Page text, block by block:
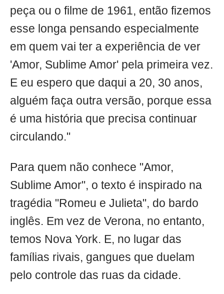
peça ou o filme de 1961, então fizemos
esse longa pensando especialmente
em quem vai ter a experiência de ver
'Amor, Sublime Amor' pela primeira vez.
E eu espero que daqui a 20, 30 anos,
alguém faça outra versão, porque essa
é uma história que precisa continuar
circulando."
Para quem não conhece "Amor,
Sublime Amor", o texto é inspirado na
tragédia "Romeu e Julieta", do bardo
inglês. Em vez de Verona, no entanto,
temos Nova York. E, no lugar das
famílias rivais, gangues que duelam
pelo controle das ruas da cidade.